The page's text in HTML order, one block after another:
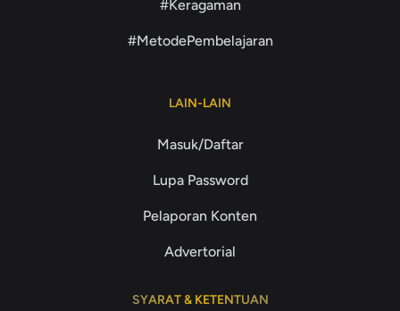
#Keragaman
#MetodePembelajaran
LAIN-LAIN
Masuk/Daftar
Lupa Password
Pelaporan Konten
Advertorial
SYARAT & KETENTUAN